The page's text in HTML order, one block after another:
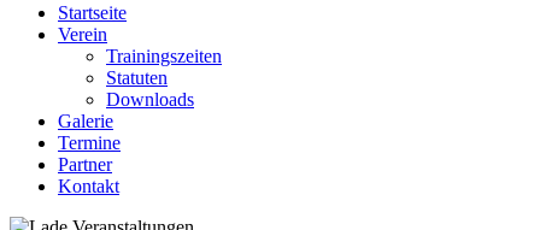
Startseite
Verein
Trainingszeiten
Statuten
Downloads
Galerie
Termine
Partner
Kontakt